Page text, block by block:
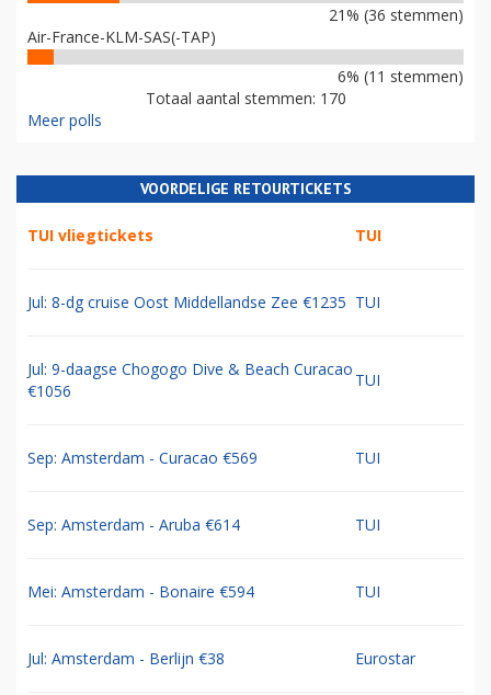
21% (36 stemmen)
Air-France-KLM-SAS(-TAP)
6% (11 stemmen)
Totaal aantal stemmen: 170
Meer polls
VOORDELIGE RETOURTICKETS
TUI vliegtickets TUI
Jul: 8-dg cruise Oost Middellandse Zee €1235 TUI
Jul: 9-daagse Chogogo Dive & Beach Curacao
€1056
TUI
Sep: Amsterdam - Curacao €569 TUI
Sep: Amsterdam - Aruba €614 TUI
Mei: Amsterdam - Bonaire €594 TUI
Jul: Amsterdam - Berlijn €38 Eurostar